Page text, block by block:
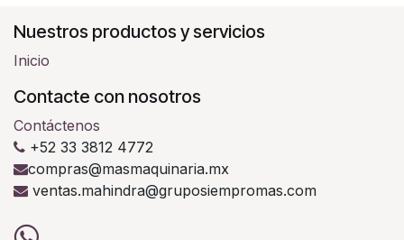
Nuestros productos y servicios
Inicio
Contacte con nosotros
Contáctenos
+52 33 3812 4772
compras@masmaquinaria.mx
ventas.mahindra@gruposiempromas.com